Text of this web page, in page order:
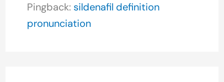
Pingback: sildenafil definition
pronunciation